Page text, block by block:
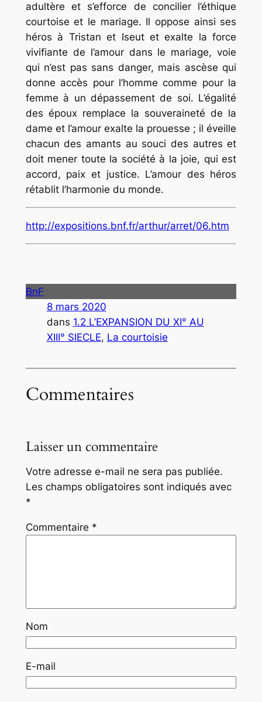
adultère et s’efforce de concilier l’éthique
courtoise et le mariage. Il oppose ainsi ses
héros à Tristan et Iseut et exalte la force
vivifiante de l’amour dans le mariage, voie
qui n’est pas sans danger, mais ascèse qui
donne accès pour l’homme comme pour la
femme à un dépassement de soi. L’égalité
des époux remplace la souveraineté de la
dame et l’amour exalte la prouesse ; il éveille
chacun des amants au souci des autres et
doit mener toute la société à la joie, qui est
accord, paix et justice. L’amour des héros
rétablit l’harmonie du monde.
http://expositions.bnf.fr/arthur/arret/06.htm
BnF
8 mars 2020
dans 1.2 L’EXPANSION DU XI° AU
XIII° SIECLE, La courtoisie
Commentaires
Laisser un commentaire
Votre adresse e-mail ne sera pas publiée.
Les champs obligatoires sont indiqués avec
*
Commentaire *
Nom
E-mail